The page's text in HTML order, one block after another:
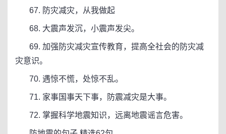
67. 防灾减灾，从我做起
68. 大震声发沉，小震声发尖。
69. 加强防灾减灾宣传教育，提高全社会的防灾减
灾意识。
70. 遇惊不慌，处惊不乱。
71. 家事国事天下事，防震减灾是大事。
72. 掌握科学地震知识，远离地震谣言危害。